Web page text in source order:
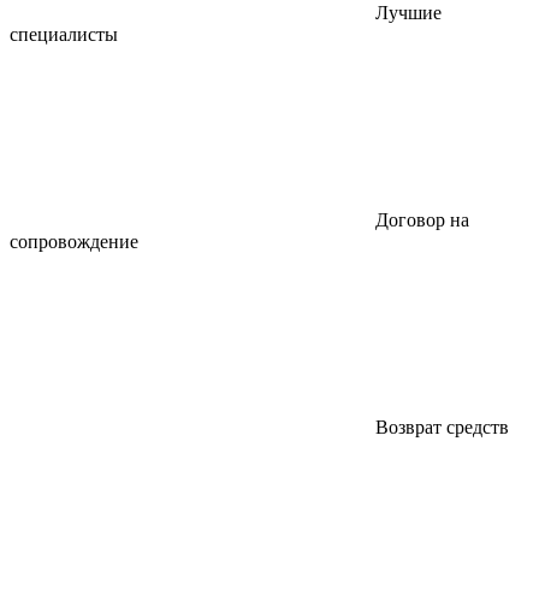
Лучшие
специалисты
Договор на
сопровождение
Возврат средств